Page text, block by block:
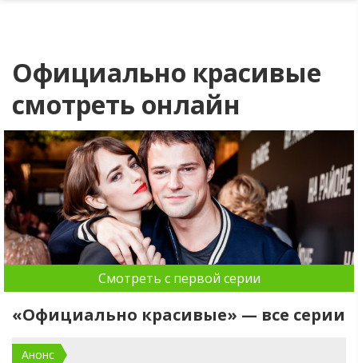
Официально красивые
смотреть онлайн
Смотреть с первой серии
«Официально красивые» — все серии
Анонс